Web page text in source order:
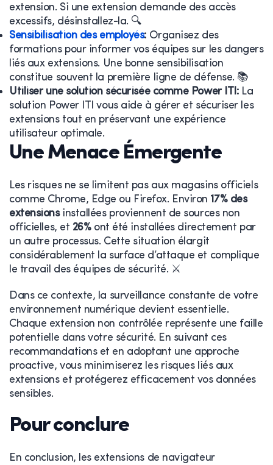
extension. Si une extension demande des accès
excessifs, désinstallez-la. 🔍
Sensibilisation des employés:Organisez des
formations pour informer vos équipes sur les dangers
liés aux extensions. Une bonne sensibilisation
constitue souvent la première ligne de défense. 📚
Utiliser une solution sécurisée comme Power ITI:La
solution Power ITI vous aide à gérer et sécuriser les
extensions tout en préservant une expérience
utilisateur optimale.
Une Menace Émergente
Les risques ne se limitent pas aux magasins officiels
comme Chrome, Edge ou Firefox. Environ 17% des
extensionsinstallées proviennent de sources non
officielles, et 26%ont été installées directement par
un autre processus. Cette situation élargit
considérablement la surface d’attaque et complique
le travail des équipes de sécurité. ⚔️
Dans ce contexte, la surveillance constante de votre
environnement numérique devient essentielle.
Chaque extension non contrôlée représente une faille
potentielle dans votre sécurité. En suivant ces
recommandations et en adoptant une approche
proactive, vous minimiserez les risques liés aux
extensions et protégerez efficacement vos données
sensibles.
Pour conclure
En conclusion, les extensions de navigateur